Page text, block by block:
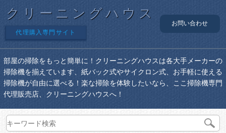
クリーニングハウス
代理購入専門サイト
お問い合わせ
部屋の掃除をもっと簡単に！クリーニングハウスは各大手メーカーの
掃除機を揃えています、紙バック式やサイクロン式、お手軽に使える
掃除機が自由に選べる！楽な掃除を体験したいなら、ここ掃除機専門
代理販売店、クリーニングハウスへ！